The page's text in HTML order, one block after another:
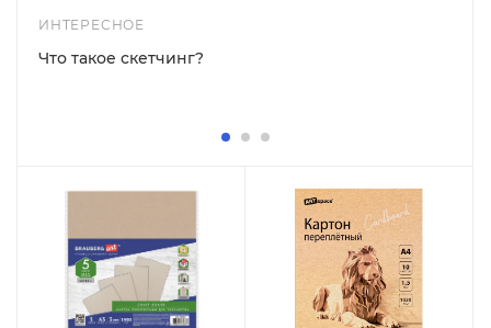
ИНТЕРЕСНОЕ
Что такое скетчинг?